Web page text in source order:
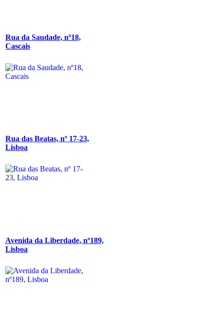
Rua da Saudade, nº18,
Cascais
Rua das Beatas, nº 17-23,
Lisboa
Avenida da Liberdade, nº189,
Lisboa